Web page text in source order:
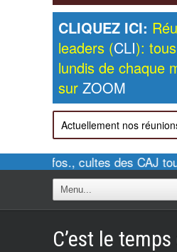
CLIQUEZ ICI:
leaders (CLI):
lundis de chaque
sur ZOOM
Pour infos., cultes des CAJ
C’est le